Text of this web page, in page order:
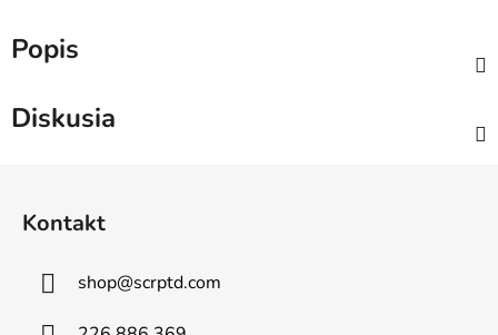
Popis
Diskusia
Kontakt
shop@scrptd.com